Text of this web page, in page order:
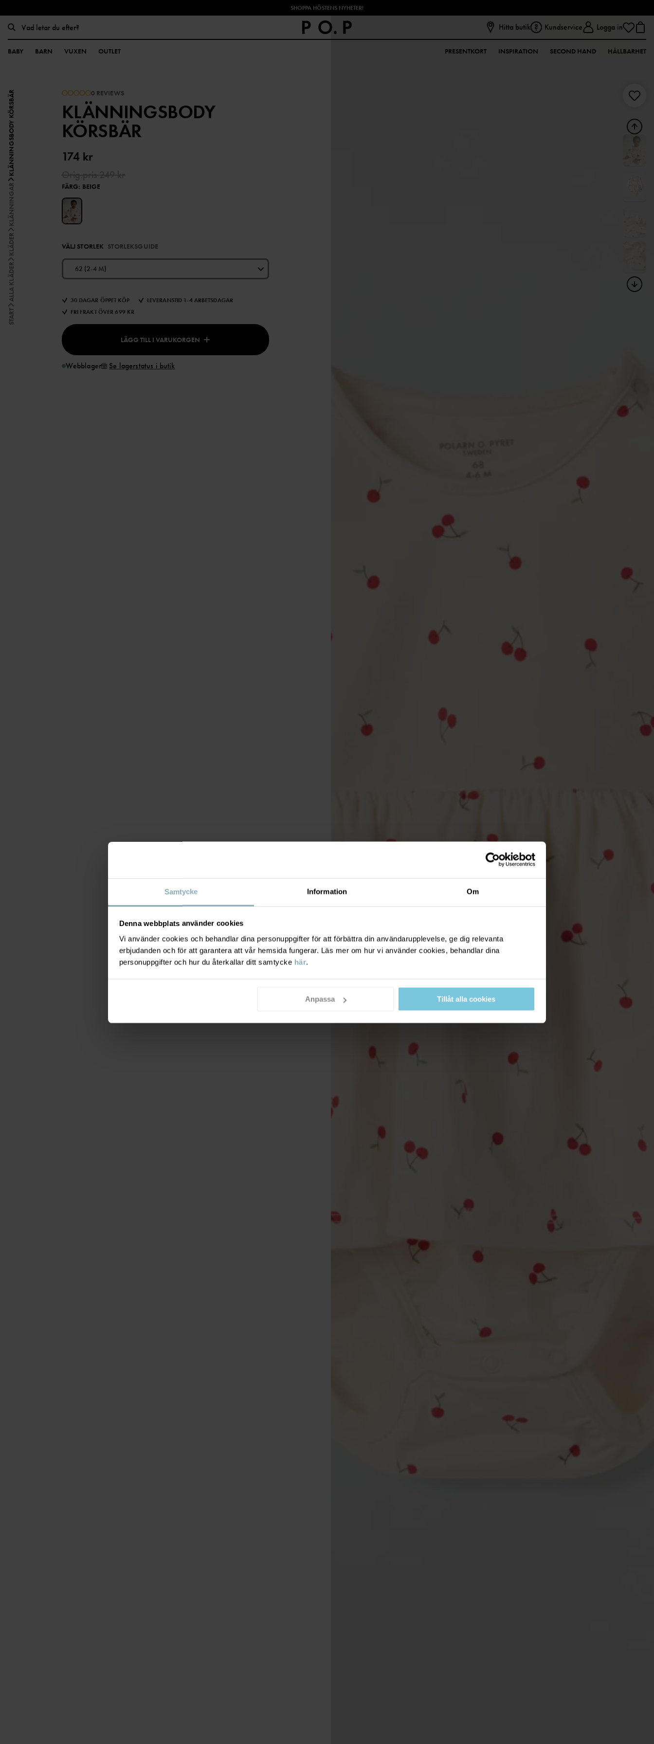
Samtycke Information Om
Denna webbplats använder cookies
Vi använder cookies och behandlar dina personuppgifter för att förbättra din användarupplevelse, ge dig relevanta
erbjudanden och för att garantera att vår hemsida fungerar. Läs mer om hur vi använder cookies, behandlar dina
personuppgifter och hur du återkallar ditt samtycke här.
Anpassa Tillåt alla cookies
SHOPPA HÖSTENS NYHETER!
Hitta butik Kundservice Logga in
BABY BARN VUXEN OUTLET PRESENTKORT INSPIRATION SECOND HAND HÅLLBARHET
START
ALLA KLÄDER
KLÄDER
KLÄNNINGAR
KLÄNNINGSBODY KÖRSBÄR 0 REVIEWS
KLÄNNINGSBODY
KÖRSBÄR
174 kr
FÄRG: BEIGE
VÄLJ STORLEK STORLEKSGUIDE
62 (2-4 M)
30 DAGAR ÖPPET KÖP
LEVERANSTID 1-4 ARBETSDAGAR
FRI FRAKT ÖVER 699 KR
LÄGG TILL I VARUKORGEN
Webblager Se lagerstatus i butik